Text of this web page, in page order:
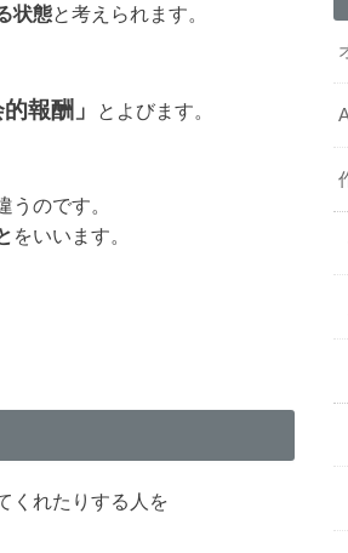
状態と考えられます。
的報酬」 とよびます。
のです。
をいいます。
くれたりする人を